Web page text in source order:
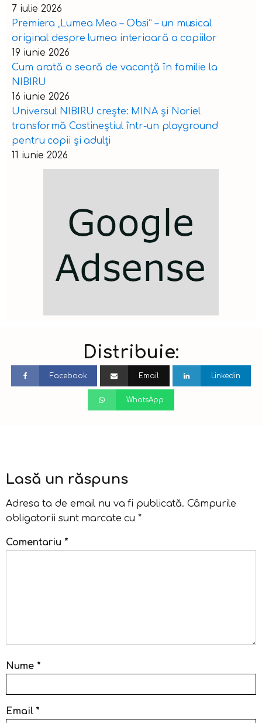
7 iulie 2026
Premiera „Lumea Mea – Obsi” – un musical
original despre lumea interioară a copiilor
19 iunie 2026
Cum arată o seară de vacanță în familie la
NIBIRU
16 iunie 2026
Universul NIBIRU crește: MINA și Noriel
transformă Costineștiul într-un playground
pentru copii și adulți
11 iunie 2026
Distribuie:
Facebook Email Linkedin
WhatsApp
Lasă un răspuns
Adresa ta de email nu va fi publicată. Câmpurile
obligatorii sunt marcate cu *
Comentariu *
Nume *
Email *